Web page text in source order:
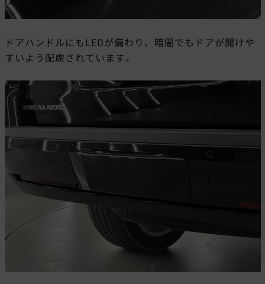
ドアハンドルにもLEDが備わり、暗闇でもドアが開けや
すいよう配慮されています。